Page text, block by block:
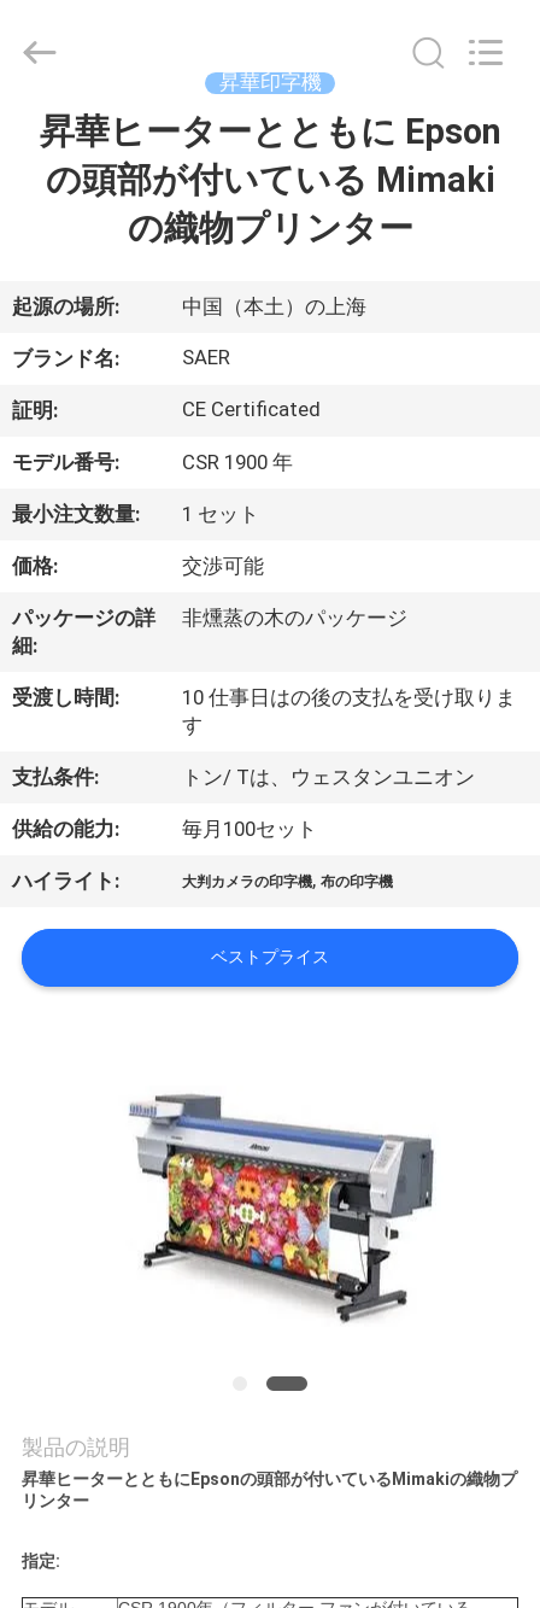
製
品
ビ
デ
企
報
案
内
合
わ
せ
2015
Supplier
昇華印字機
昇華ヒーターとともに Epson
の頭部が付いている Mimaki
の織物プリンター
起源の場所: 中国（本土）の上海
ブランド名: SAER
証明: CE Certificated
モデル番号: CSR 1900 年
最小注文数量: 1 セット
価格: 交渉可能
パッケージの詳
細:
非燻蒸の木のパッケージ
受渡し時間:
10 仕事日はの後の支払を受け取りま
す
支払条件: トン/ Tは、ウェスタンユニオン
供給の能力: 毎月100セット
ハイライト: 大判カメラの印字機,布の印字機
ベストプライス
製品の説明
昇華ヒーターとともにEpsonの頭部が付いているMimakiの織物プ
リンター
指定: